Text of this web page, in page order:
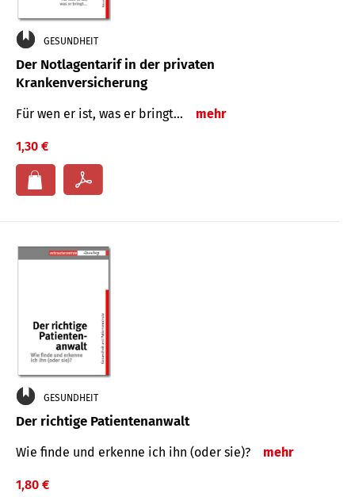
GESUNDHEIT
Der Notlagentarif in der privaten
Krankenversicherung
Für wen er ist, was er bringt… mehr
1,30 €
GESUNDHEIT
Der richtige Patientenanwalt
Wie finde und erkenne ich ihn (oder sie)? mehr
1,80 €